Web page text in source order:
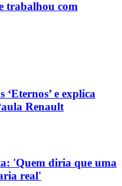
trabalhou com
e explica
Renault
'Quem diria que uma
real'